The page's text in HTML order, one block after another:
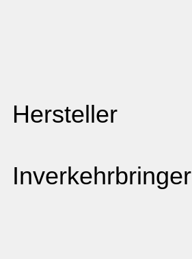
Hersteller
Inverkehrbringer